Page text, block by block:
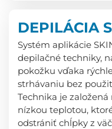
DEPILÁCIA
Systém aplikácie
depilačné techniky,
pokožku vďaka
strhávaniu bez
Technika je
nízkou teplotou,
odstrániť chĺpky z